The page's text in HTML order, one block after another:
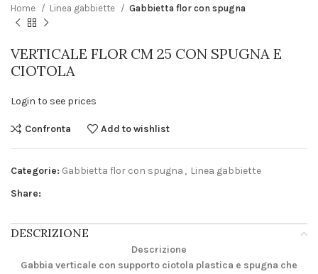
Home Linea gabbiette Gabbietta flor con spugna
VERTICALE FLOR CM 25 CON SPUGNA E
CIOTOLA
Login to see prices
Confronta Add to wishlist
Categorie: Gabbietta flor con spugna , Linea gabbiette
Share:
DESCRIZIONE
Descrizione
Gabbia verticale con supporto ciotola plastica e spugna che